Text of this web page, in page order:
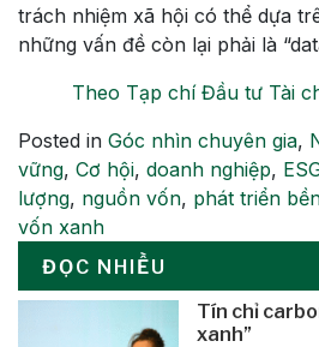
trách nhiệm xã hội có thể dựa
những vấn đề còn lại phải là
Theo Tạp chí Đầu tư Tài
Posted in Góc nhìn chuyên gia,
vững, Cơ hội, doanh nghiệp,
lượng, nguồn vốn, phát triển
vốn xanh
ĐỌC NHIỀU
Tín chỉ
xanh”